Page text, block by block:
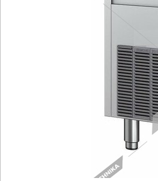
Multifunkce - speciály